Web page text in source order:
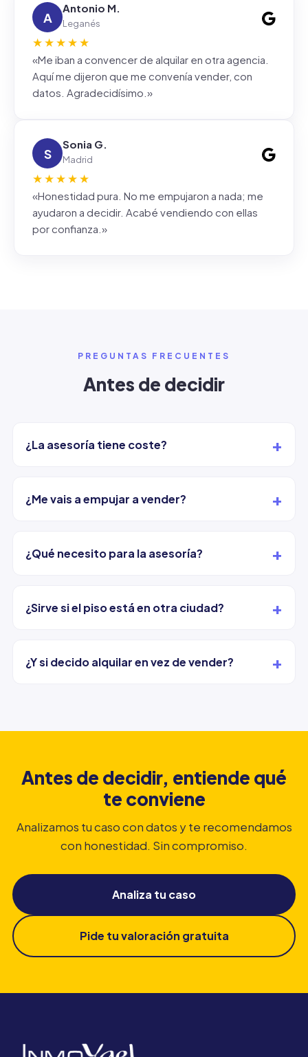
A
Antonio M.
Leganés
★★★★★
«Me iban a convencer de alquilar en otra agencia.
Aquí me dijeron que me convenía vender, con
datos. Agradecidísimo.»
S
Sonia G.
Madrid
★★★★★
«Honestidad pura. No me empujaron a nada; me
ayudaron a decidir. Acabé vendiendo con ellas
por confianza.»
PREGUNTAS FRECUENTES
Antes de decidir
¿La asesoría tiene coste? +
¿Me vais a empujar a vender? +
¿Qué necesito para la asesoría? +
¿Sirve si el piso está en otra ciudad? +
¿Y si decido alquilar en vez de vender? +
Antes de decidir, entiende qué
te conviene
Analizamos tu caso con datos y te recomendamos
con honestidad. Sin compromiso.
Analiza tu caso
Pide tu valoración gratuita